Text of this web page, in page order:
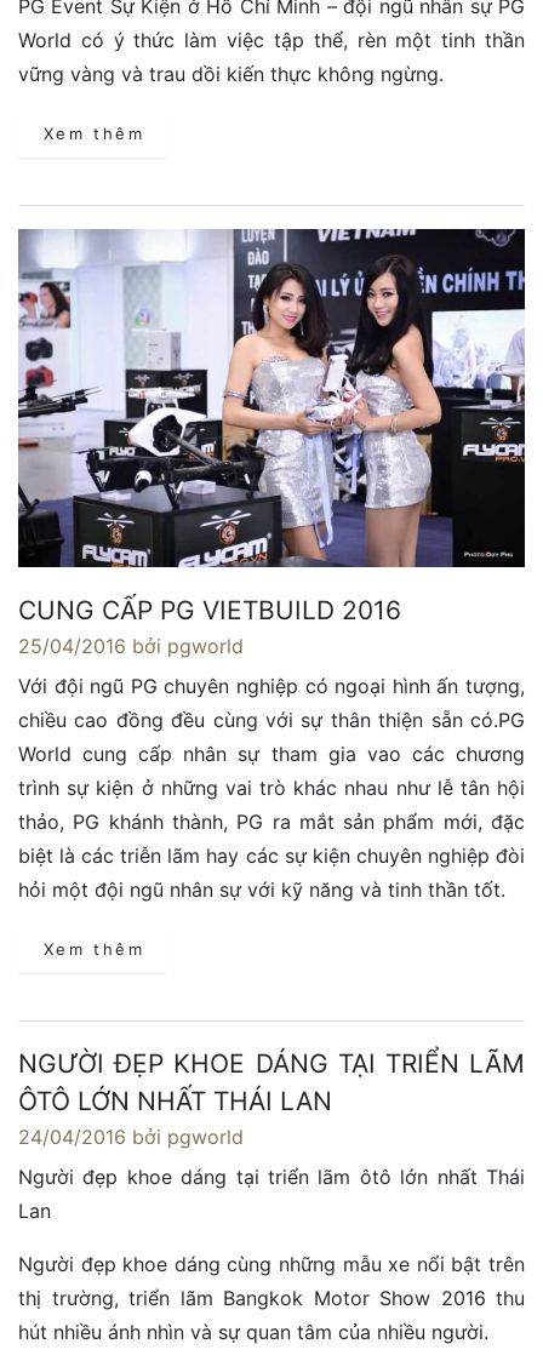
PG Event Sự Kiện ở Hồ Chí Minh – đội ngũ nhân sự PG
World có ý thức làm việc tập thể, rèn một tinh thần
vững vàng và trau dồi kiến thực không ngừng.
Xem thêm
CUNG CẤP PG VIETBUILD 2016
25/04/2016 bởi pgworld
Với đội ngũ PG chuyên nghiệp có ngoại hình ấn tượng,
chiều cao đồng đều cùng với sự thân thiện sẵn có.PG
World cung cấp nhân sự tham gia vao các chương
trình sự kiện ở những vai trò khác nhau như lễ tân hội
thảo, PG khánh thành, PG ra mắt sản phẩm mới, đặc
biệt là các triễn lãm hay các sự kiện chuyên nghiệp đòi
hỏi một đội ngũ nhân sự với kỹ năng và tinh thần tốt.
Xem thêm
NGƯỜI ĐẸP KHOE DÁNG TẠI TRIỂN LÃM
ÔTÔ LỚN NHẤT THÁI LAN
24/04/2016 bởi pgworld
Người đẹp khoe dáng tại triển lãm ôtô lớn nhất Thái
Lan
Người đẹp khoe dáng cùng những mẫu xe nổi bật trên
thị trường, triển lãm Bangkok Motor Show 2016 thu
hút nhiều ánh nhìn và sự quan tâm của nhiều người.